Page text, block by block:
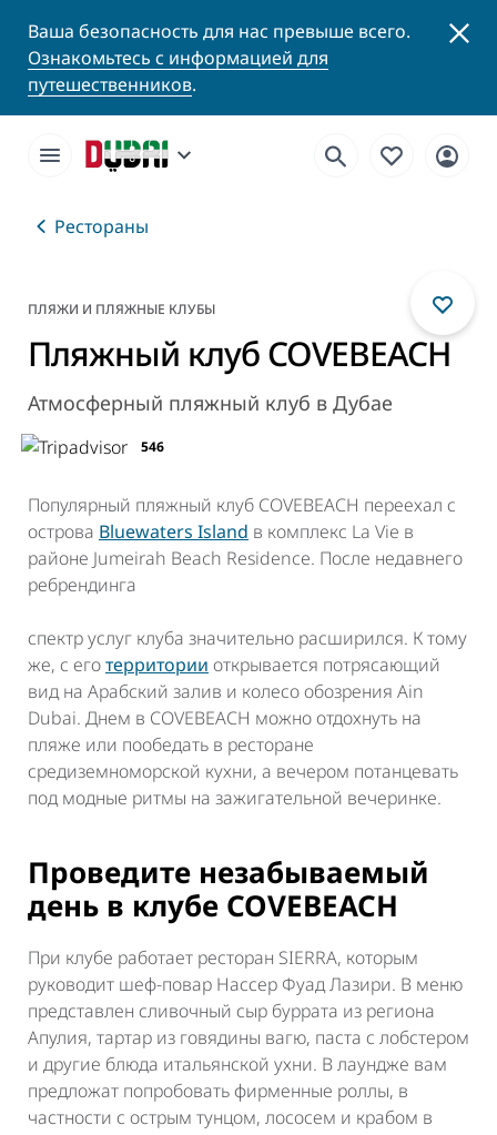
Ваша безопасность для нас превыше всего.
Ознакомьтесь с информацией для
путешественников.
Рестораны
ПЛЯЖИ И ПЛЯЖНЫЕ КЛУБЫ
Пляжный клуб COVEBEACH
Атмосферный пляжный клуб в Дубае
546
Популярный пляжный клуб COVEBEACH переехал с
острова Bluewaters Island в комплекс La Vie в
районе Jumeirah Beach Residence. После недавнего
ребрендинга
спектр услуг клуба значительно расширился. К тому
же, с еготерритории открывается потрясающий
вид на Арабский залив и колесо обозрения Ain
Dubai. Днем в COVEBEACH можно отдохнуть на
пляже или пообедать в ресторане
средиземноморской кухни, а вечером потанцевать
под модные ритмы на зажигательной вечеринке.
Проведите незабываемый
день в клубе COVEBEACH
При клубе работает ресторан SIERRA, которым
руководит шеф-повар Нассер Фуад Лазири. В меню
представлен сливочный сыр буррата из региона
Апулия, тартар из говядины вагю, паста с лобстером
и другие блюда итальянской ухни. В лаундже вам
предложат попробовать фирменные роллы, в
частности с острым тунцом, лососем и крабом в